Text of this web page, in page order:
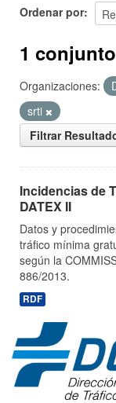
Ordenar por
1
Organizaciones:
srti
Filtrar
Incidencias de
DATEX II
Datos y
tráfico mínima
según la
886/2013.
RDF